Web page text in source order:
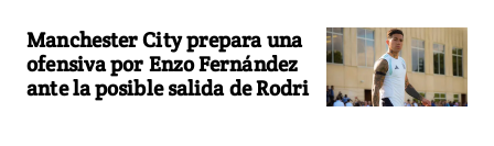
Manchester City prepara una
ofensiva por Enzo Fernández
ante la posible salida de Rodri